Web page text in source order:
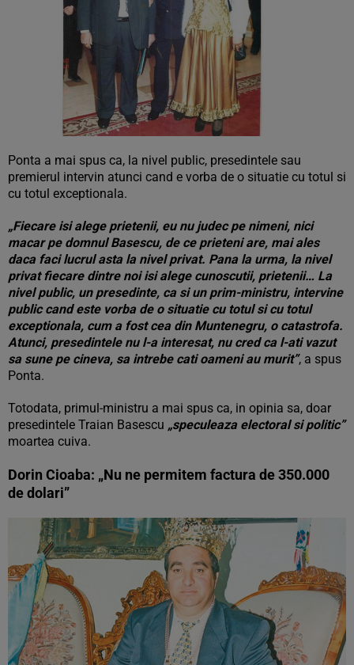
Ponta a mai spus ca, la nivel public, presedintele sau
premierul intervin atunci cand e vorba de o situatie cu totul si
cu totul exceptionala.
„Fiecare isi alege prietenii, eu nu judec pe nimeni, nici
macar pe domnul Basescu, de ce prieteni are, mai ales
daca faci lucrul asta la nivel privat. Pana la urma, la nivel
privat fiecare dintre noi isi alege cunoscutii, prietenii… La
nivel public, un presedinte, ca si un prim-ministru, intervine
public cand este vorba de o situatie cu totul si cu totul
exceptionala, cum a fost cea din Muntenegru, o catastrofa.
Atunci, presedintele nu l-a interesat, nu cred ca l-ati vazut
sa sune pe cineva, sa intrebe cati oameni au murit”, a spus
Ponta.
Totodata, primul-ministru a mai spus ca, in opinia sa, doar
presedintele Traian Basescu „speculeaza electoral si politic”
moartea cuiva.
Dorin Cioaba: „Nu ne permitem factura de 350.000
de dolari”